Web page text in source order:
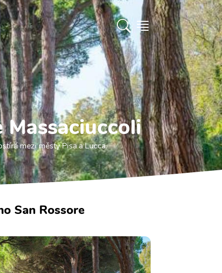
mezi městy Pisa a Lucca.
San Rossore